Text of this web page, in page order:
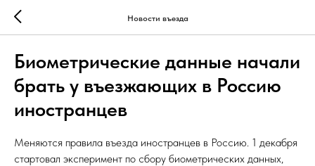
Новости въезда
Биометрические данные начали
брать у въезжающих в Россию
иностранцев
Меняются правила въезда иностранцев в Россию. 1 декабря
стартовал эксперимент по сбору биометрических данных,